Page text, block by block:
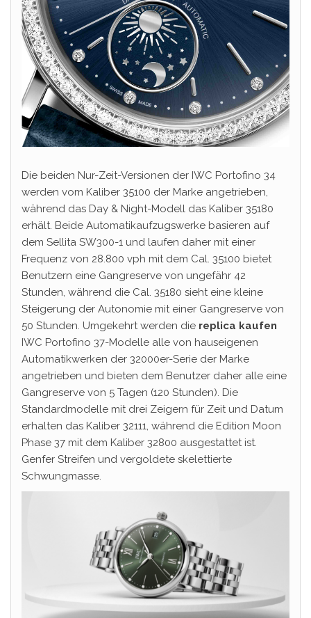
Die beiden Nur-Zeit-Versionen der IWC Portofino 34
werden vom Kaliber 35100 der Marke angetrieben,
während das Day & Night-Modell das Kaliber 35180
erhält. Beide Automatikaufzugswerke basieren auf
dem Sellita SW300-1 und laufen daher mit einer
Frequenz von 28.800 vph mit dem Cal. 35100 bietet
Benutzern eine Gangreserve von ungefähr 42
Stunden, während die Cal. 35180 sieht eine kleine
Steigerung der Autonomie mit einer Gangreserve von
50 Stunden. Umgekehrt werden die replica kaufen
IWC Portofino 37-Modelle alle von hauseigenen
Automatikwerken der 32000er-Serie der Marke
angetrieben und bieten dem Benutzer daher alle eine
Gangreserve von 5 Tagen (120 Stunden). Die
Standardmodelle mit drei Zeigern für Zeit und Datum
erhalten das Kaliber 32111, während die Edition Moon
Phase 37 mit dem Kaliber 32800 ausgestattet ist.
Genfer Streifen und vergoldete skelettierte
Schwungmasse.